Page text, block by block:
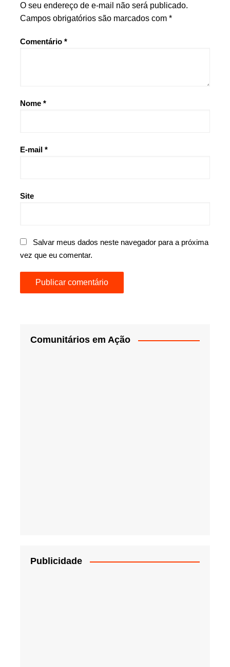
O seu endereço de e-mail não será publicado.
Campos obrigatórios são marcados com *
Comentário *
Nome *
E-mail *
Site
Salvar meus dados neste navegador para a próxima
vez que eu comentar.
Comunitários em Ação
Publicidade